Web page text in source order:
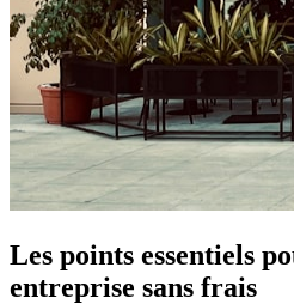
Les points essentiels
entreprise sans frais